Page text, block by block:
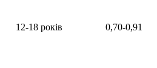
12-18 років 0,70-0,91